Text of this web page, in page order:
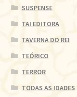
SUSPENSE
TAI EDITORA
TAVERNA DO REI
TEÓRICO
TERROR
TODAS AS IDADES